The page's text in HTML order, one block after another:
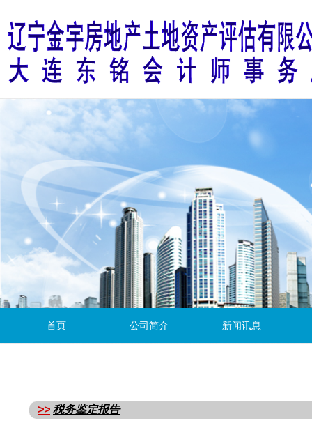
首页 公司简介 新闻讯息
>> 税务鉴定报告